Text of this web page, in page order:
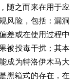
随之而来在用于应
风险，包括：漏洞
差或在使用过程中
被投毒干扰；其本
成为特洛伊木马大
黑箱式的存在，在